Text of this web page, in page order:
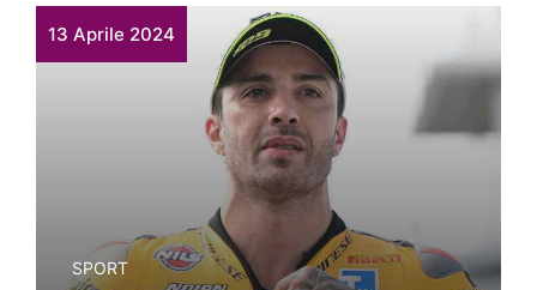
13 Aprile 2024
SPORT